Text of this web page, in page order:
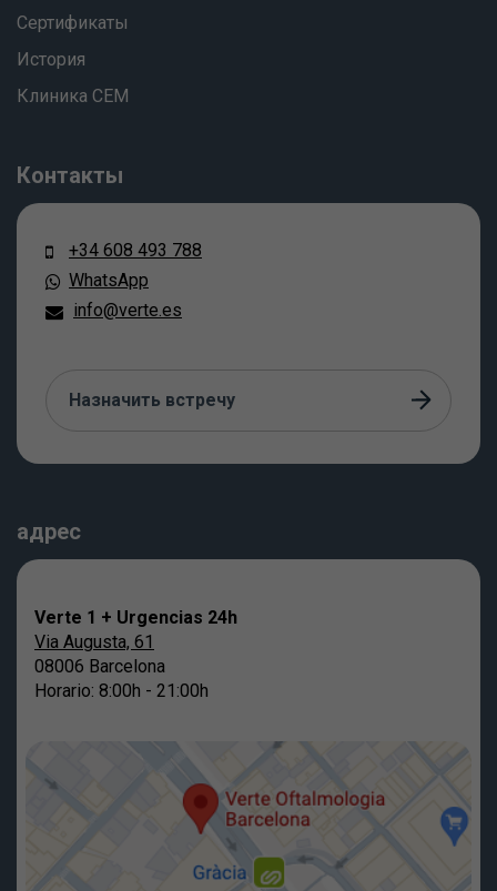
Сертификаты
История
Клиника СЕМ
Контакты
+34 608 493 788
WhatsApp
info@verte.es
Назначить встречу
адрес
Verte 1 + Urgencias 24h
Via Augusta, 61
08006 Barcelona
Horario: 8:00h - 21:00h